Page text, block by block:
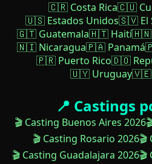
🇨🇷 Costa Rica🇨🇺
🇺🇸 Estados Unidos🇸🇻 El
🇬🇹 Guatemala🇭🇹 Haití🇭🇳
🇳🇮 Nicaragua🇵🇦 Panamá
🇵🇷 Puerto Rico🇩🇴
🇺🇾 Uruguay🇻🇪
📍 Castings
🎬 Casting Buenos Aires 2026
🎬 Casting Rosario 2026🎬
🎬 Casting Guadalajara 2026🎬